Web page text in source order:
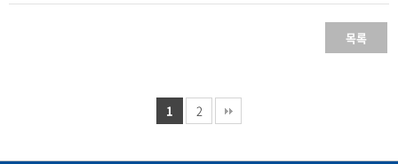
목록
1 2